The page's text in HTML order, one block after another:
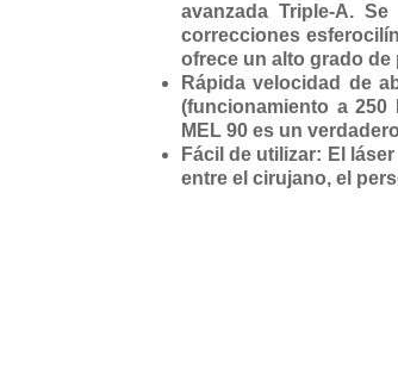
avanzada Triple-A.
correcciones
ofrece un alto grado
Rápida velocidad de
(funcionamiento a
MEL 90 es un
Fácil de utilizar: El
entre el cirujano, el